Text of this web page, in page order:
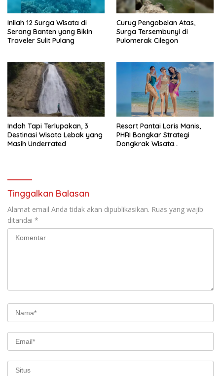
Inilah 12 Surga Wisata di
Serang Banten yang Bikin
Traveler Sulit Pulang
Curug Pengobelan Atas,
Surga Tersembunyi di
Pulomerak Cilegon
Indah Tapi Terlupakan, 3
Destinasi Wisata Lebak yang
Masih Underrated
Resort Pantai Laris Manis,
PHRI Bongkar Strategi
Dongkrak Wisata
Tinggalkan Balasan
Alamat email Anda tidak akan dipublikasikan. Ruas yang wajib
ditandai *